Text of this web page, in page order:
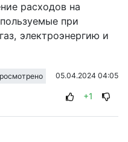
расходов на
при
электроэнергию и
05.04.2024 04:05
+1